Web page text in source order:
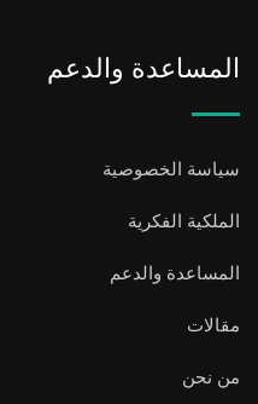
المساعدة والدعم
سياسة الخصوصية
الملكية الفكرية
المساعدة والدعم
مقالات
من نحن